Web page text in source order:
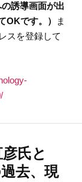
誘導画面が出
OKです。）
ま
スを登録して
氏と
去、現